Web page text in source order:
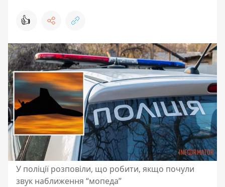
👍
У поліції розповіли, що робити, якщо почули
звук наближення “мопеда”